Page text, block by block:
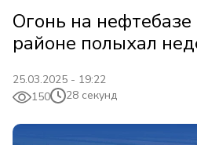
Огонь на нефтебазе
районе полыхал
25.03.2025 - 19:22
150
28 секунд